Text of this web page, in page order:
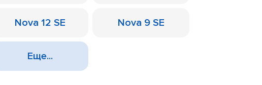
Nova 12 SE Nova 9 SE
Еще...